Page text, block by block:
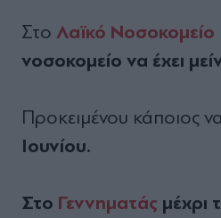
Στο Λαϊκό Νοσοκομείο
νοσοκομείο να έχει
Προκειμένου κάποιος
Ιουνίου.
Στο Γεννηματάς μέχρι